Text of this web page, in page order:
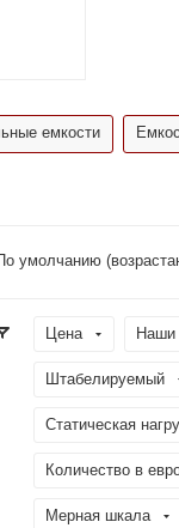
емкости
умолчанию
Цена Наши
Штабелируемый
Статическая
Количество в
Мерная шкала